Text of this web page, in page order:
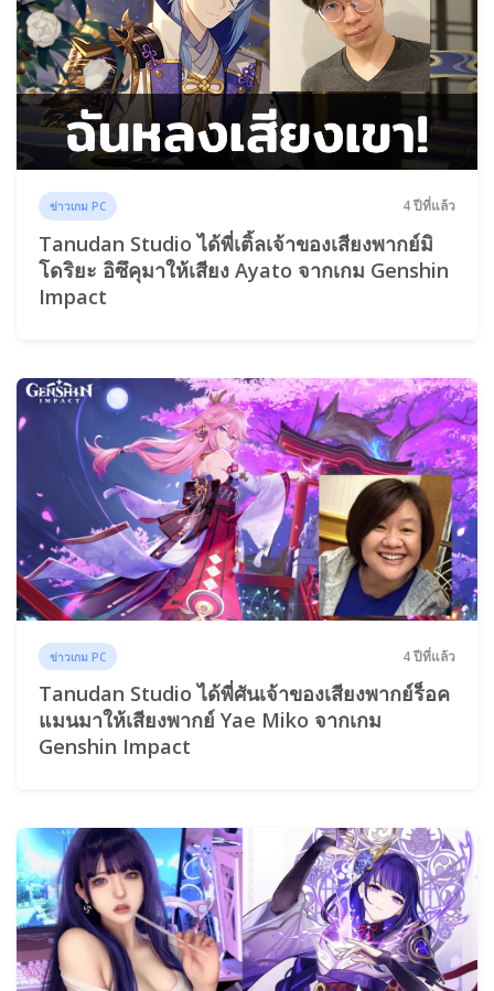
ข่าวเกม PC 4 ปีที่แล้ว
Tanudan Studio ได้พี่เติ้ลเจ้าของเสียงพากย์มิ
โดริยะ อิซึคุมาให้เสียง Ayato จากเกม Genshin
Impact
ข่าวเกม PC 4 ปีที่แล้ว
Tanudan Studio ได้พี่ศันเจ้าของเสียงพากย์ร็อค
แมนมาให้เสียงพากย์ Yae Miko จากเกม
Genshin Impact